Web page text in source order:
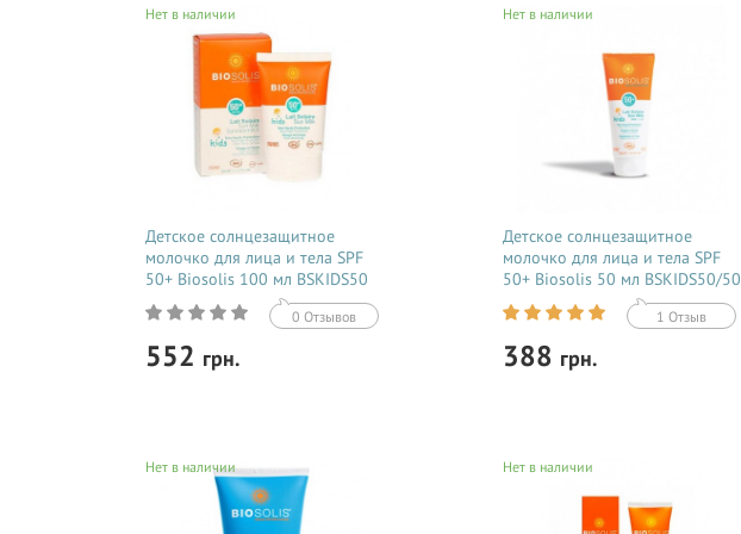
Интернет-магазин STEPEN.UA
Нет в наличии
Детское солнцезащитное
молочко для лица и тела SPF
50+ Biosolis 100 мл BSKIDS50
0 Отзывов
552 грн.
Солнцезащитное водостойкое
средство SUN MILK FOR FACE AND
BODY KIDS SPF50+ с нежной
Нет в наличии
Детское солнцезащитное
молочко для лица и тела SPF
50+ Biosolis 50 мл BSKIDS50/50
1 Отзыв
388 грн.
средство SUN MILK FOR FACE AND
BODY KIDS SPF50+ с нежной
Нет в наличии Нет в наличии